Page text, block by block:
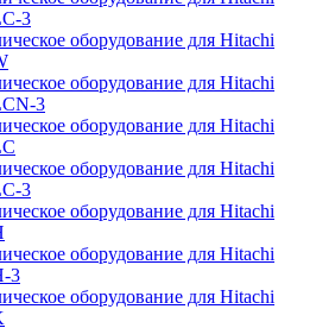
3
оборудование для Hitachi
оборудование для Hitachi
3
оборудование для Hitachi
оборудование для Hitachi
3
оборудование для Hitachi
оборудование для Hitachi
3
оборудование для Hitachi